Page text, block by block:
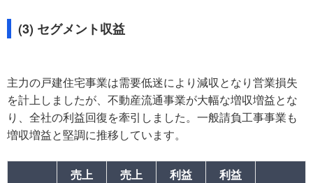
(3) セグメント収益
主力の戸建住宅事業は需要低迷により減収となり営業損失
を計上しましたが、不動産流通事業が大幅な増収増益とな
り、全社の利益回復を牽引しました。一般請負工事事業も
増収増益と堅調に推移しています。
売上
売上
利益
利益